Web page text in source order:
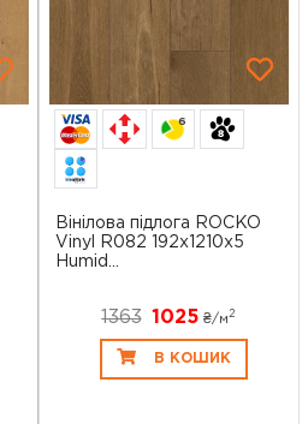
6
Вінілова підлога ROCKO
Vinyl R082 192x1210x5
Humid...
1363 1025₴/м2
В КОШИК